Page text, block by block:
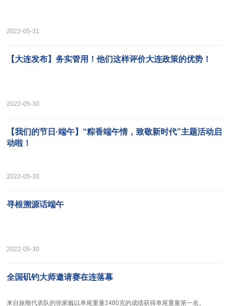
2022-05-31
【大连发布】务实管用！他们这样评价大连政策的优势！
2022-05-30
【我们的节日·端午】“粽香端午情，致敬新时代”主题活动启
动啦！
2022-05-30
寻根溯源话端午
2022-05-30
全国矶钓大师邀请赛在连落幕
来自旅顺代表队的张家巍以单尾重量2480克的成绩获得单尾重量第一名。